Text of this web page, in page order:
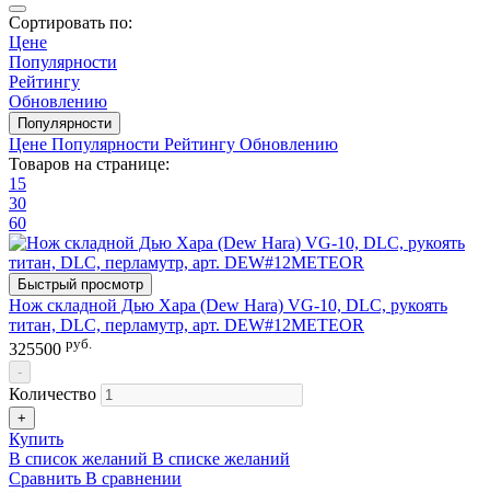
Сортировать по:
Цене
Популярности
Рейтингу
Обновлению
Популярности
Цене Популярности Рейтингу Обновлению
Товаров на странице:
15
30
60
Быстрый просмотр
Нож складной Дью Хара (Dew Hara) VG-10, DLC, рукоять
титан, DLC, перламутр, арт. DEW#12METEOR
325500 руб.
-
Количество
+
Купить
В список желаний В списке желаний
Сравнить В сравнении